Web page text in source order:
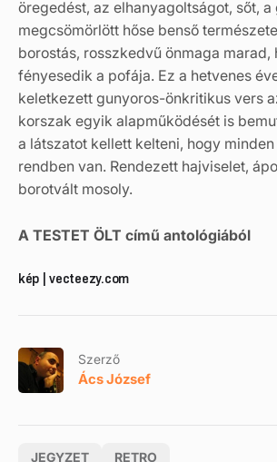
öregedést, az elhanyagoltságot, sőt,
megcsömörlött hőse benső
borostás, rosszkedvű önmaga marad,
fényesedik a pofája. Ez a hetvenes
keletkezett gunyoros-önkritikus vers
korszak egyik alapműködését is
a látszatot kellett kelteni, hogy
rendben van. Rendezett hajviselet,
borotvált mosoly.
A TESTET ÖLT című antológiából
kép | vecteezy.com
Szerző
Ács József
JEGYZET RETRO